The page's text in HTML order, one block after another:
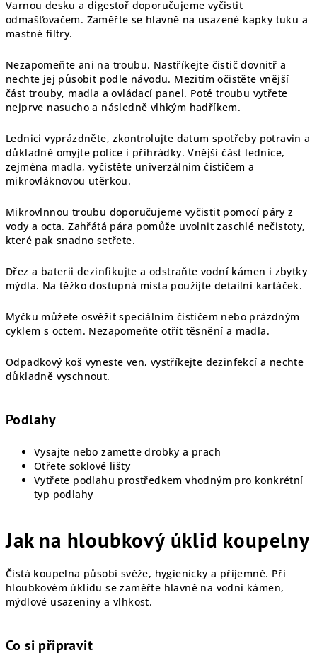
Varnou desku a digestoř doporučujeme vyčistit
odmašťovačem. Zaměřte se hlavně na usazené kapky tuku a
mastné filtry.
Nezapomeňte ani na troubu. Nastříkejte čistič dovnitř a
nechte jej působit podle návodu. Mezitím očistěte vnější
část trouby, madla a ovládací panel. Poté troubu vytřete
nejprve nasucho a následně vlhkým hadříkem.
Lednici vyprázdněte, zkontrolujte datum spotřeby potravin a
důkladně omyjte police i přihrádky. Vnější část lednice,
zejména madla, vyčistěte univerzálním čističem a
mikrovláknovou utěrkou.
Mikrovlnnou troubu doporučujeme vyčistit pomocí páry z
vody a octa. Zahřátá pára pomůže uvolnit zaschlé nečistoty,
které pak snadno setřete.
Dřez a baterii dezinfikujte a odstraňte vodní kámen i zbytky
mýdla. Na těžko dostupná místa použijte detailní kartáček.
Myčku můžete osvěžit speciálním čističem nebo prázdným
cyklem s octem. Nezapomeňte otřít těsnění a madla.
Odpadkový koš vyneste ven, vystříkejte dezinfekcí a nechte
důkladně vyschnout.
Podlahy
Vysajte nebo zameťte drobky a prach
Otřete soklové lišty
Vytřete podlahu prostředkem vhodným pro konkrétní
typ podlahy
Jak na hloubkový úklid koupelny
Čistá koupelna působí svěže, hygienicky a příjemně. Při
hloubkovém úklidu se zaměřte hlavně na vodní kámen,
mýdlové usazeniny a vlhkost.
Co si připravit